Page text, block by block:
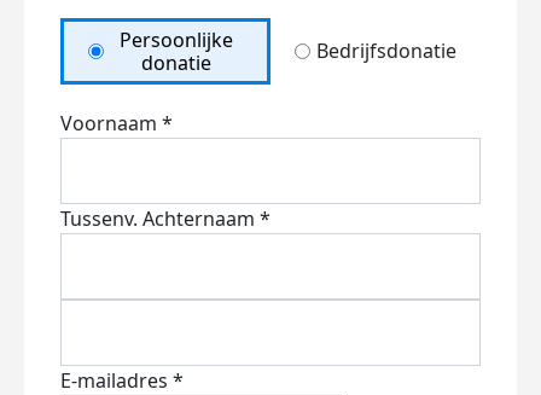
Persoonlijke
donatie
Bedrijfsdonatie
Voornaam *
Tussenv. Achternaam *
E-mailadres *